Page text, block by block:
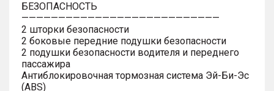
БЕЗОПАСНОСТЬ
———————————————————————————
2 шторки безопасности
2 боковые передние подушки безопасности
2 подушки безопасности водителя и переднего
пассажира
Антиблокировочная тормозная система Эй-Би-Эс
(ABS)